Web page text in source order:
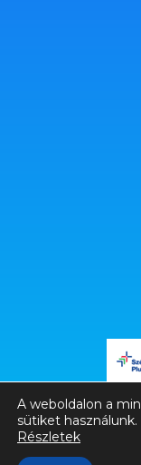
A weboldalon a
sütiket használunk.
Részletek